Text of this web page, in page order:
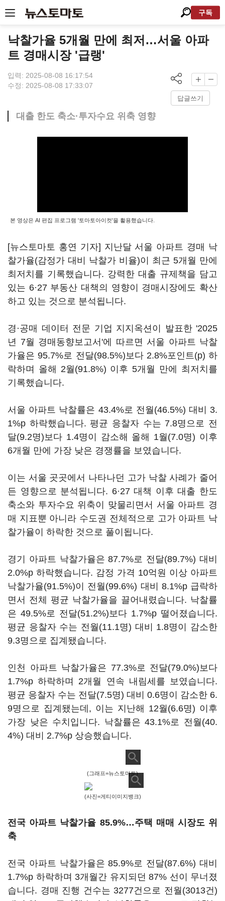
구독
낙찰가율 5개월 만에 최저…서울 아파
트 경매시장 '급랭'
입력: 2025-08-08 16:17:54
수정: 2025-08-08 17:33:07
답글쓰기
대출 한도 축소·투자수요 위축 영향
본 영상은 AI 편집 프로그램 '토마토아이컷'을 활용했습니다.
[뉴스토마토 홍연 기자] 지난달 서울 아파트 경매 낙
찰가율(감정가 대비 낙찰가 비율)이 최근 5개월 만에
최저치를 기록했습니다. 강력한 대출 규제책을 담고
있는 6·27 부동산 대책의 영향이 경매시장에도 확산
하고 있는 것으로 분석됩니다.
경·공매 데이터 전문 기업 지지옥션이 발표한 '2025
년 7월 경매동향보고서'에 따르면 서울 아파트 낙찰
가율은 95.7%로 전달(98.5%)보다 2.8%포인트(p) 하
락하며 올해 2월(91.8%) 이후 5개월 만에 최저치를
기록했습니다.
서울 아파트 낙찰률은 43.4%로 전월(46.5%) 대비 3.
1%p 하락했습니다. 평균 응찰자 수는 7.8명으로 전
달(9.2명)보다 1.4명이 감소해 올해 1월(7.0명) 이후
6개월 만에 가장 낮은 경쟁률을 보였습니다.
이는 서울 곳곳에서 나타나던 고가 낙찰 사례가 줄어
든 영향으로 분석됩니다. 6·27 대책 이후 대출 한도
축소와 투자수요 위축이 맞물리면서 서울 아파트 경
매 지표뿐 아니라 수도권 전체적으로 고가 아파트 낙
찰가율이 하락한 것으로 풀이됩니다.
경기 아파트 낙찰가율은 87.7%로 전달(89.7%) 대비
2.0%p 하락했습니다. 감정 가격 10억원 이상 아파트
낙찰가율(91.5%)이 전월(99.6%) 대비 8.1%p 급락하
면서 전체 평균 낙찰가율을 끌어내렸습니다. 낙찰률
은 49.5%로 전달(51.2%)보다 1.7%p 떨어졌습니다.
평균 응찰자 수는 전월(11.1명) 대비 1.8명이 감소한
9.3명으로 집계됐습니다.
인천 아파트 낙찰가율은 77.3%로 전달(79.0%)보다
1.7%p 하락하며 2개월 연속 내림세를 보였습니다.
평균 응찰자 수는 전달(7.5명) 대비 0.6명이 감소한 6.
9명으로 집계됐는데, 이는 지난해 12월(6.6명) 이후
가장 낮은 수치입니다. 낙찰률은 43.1%로 전월(40.
4%) 대비 2.7%p 상승했습니다.
(그래프=뉴스토마토)
(사진=게티이미지뱅크)
전국 아파트 낙찰가율 85.9%…주택 매매 시장도 위
축
전국 아파트 낙찰가율은 85.9%로 전달(87.6%) 대비
1.7%p 하락하며 3개월간 유지되던 87% 선이 무너졌
습니다. 경매 진행 건수는 3277건으로 전월(3013건)